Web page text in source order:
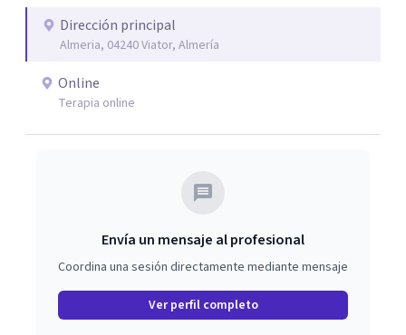
construir herramientas adaptadas a ti. Mi objetivo es que
te sientas escuchado, acompañado y seguro para
terapia tambien es un proceso para sanar, entenderte y
Dirección principal
Almeria, 04240 Viator, Almería
Online
Terapia online
Envía un mensaje al profesional
Coordina una sesión directamente mediante mensaje
Ver perfil completo